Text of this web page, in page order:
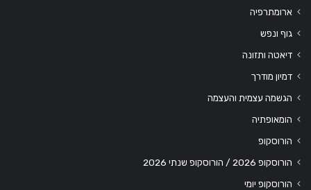
ארומתרפיה
גוף ונפש
דיאטה ותזונה
דמיון מודרך
הגשמה עצמית והעצמה
הומאופתיה
הורוסקופ
הורוסקופ 2026 / הורוסקופ שנתי 2026
הורוסקופ יומי